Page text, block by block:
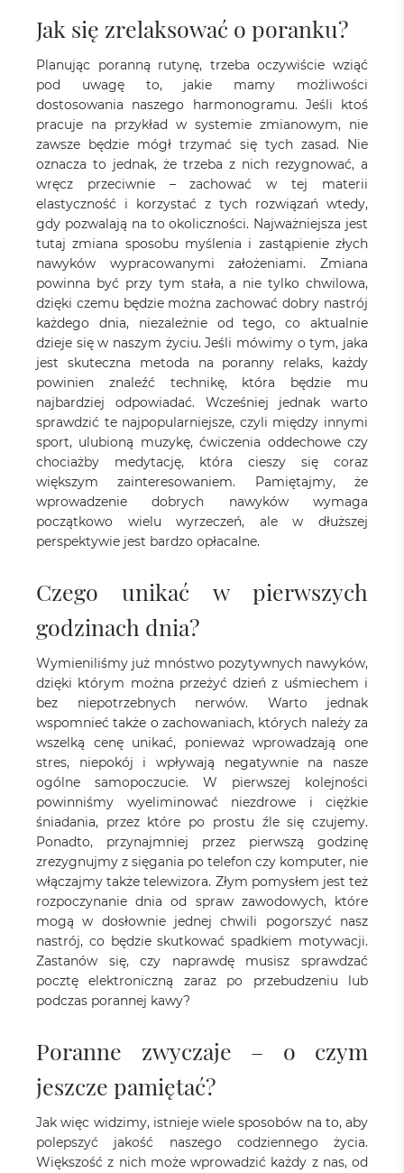
Jak się zrelaksować o poranku?
Planując poranną rutynę, trzeba oczywiście wziąć
pod uwagę to, jakie mamy możliwości
dostosowania naszego harmonogramu. Jeśli ktoś
pracuje na przykład w systemie zmianowym, nie
zawsze będzie mógł trzymać się tych zasad. Nie
oznacza to jednak, że trzeba z nich rezygnować, a
wręcz przeciwnie – zachować w tej materii
elastyczność i korzystać z tych rozwiązań wtedy,
gdy pozwalają na to okoliczności. Najważniejsza jest
tutaj zmiana sposobu myślenia i zastąpienie złych
nawyków wypracowanymi założeniami. Zmiana
powinna być przy tym stała, a nie tylko chwilowa,
dzięki czemu będzie można zachować dobry nastrój
każdego dnia, niezależnie od tego, co aktualnie
dzieje się w naszym życiu. Jeśli mówimy o tym, jaka
jest skuteczna metoda na poranny relaks, każdy
powinien znaleźć technikę, która będzie mu
najbardziej odpowiadać. Wcześniej jednak warto
sprawdzić te najpopularniejsze, czyli między innymi
sport, ulubioną muzykę, ćwiczenia oddechowe czy
chociażby medytację, która cieszy się coraz
większym zainteresowaniem. Pamiętajmy, że
wprowadzenie dobrych nawyków wymaga
początkowo wielu wyrzeczeń, ale w dłuższej
perspektywie jest bardzo opłacalne.
Czego unikać w pierwszych
godzinach dnia?
Wymieniliśmy już mnóstwo pozytywnych nawyków,
dzięki którym można przeżyć dzień z uśmiechem i
bez niepotrzebnych nerwów. Warto jednak
wspomnieć także o zachowaniach, których należy za
wszelką cenę unikać, ponieważ wprowadzają one
stres, niepokój i wpływają negatywnie na nasze
ogólne samopoczucie. W pierwszej kolejności
powinniśmy wyeliminować niezdrowe i ciężkie
śniadania, przez które po prostu źle się czujemy.
Ponadto, przynajmniej przez pierwszą godzinę
zrezygnujmy z sięgania po telefon czy komputer, nie
włączajmy także telewizora. Złym pomysłem jest też
rozpoczynanie dnia od spraw zawodowych, które
mogą w dosłownie jednej chwili pogorszyć nasz
nastrój, co będzie skutkować spadkiem motywacji.
Zastanów się, czy naprawdę musisz sprawdzać
pocztę elektroniczną zaraz po przebudzeniu lub
podczas porannej kawy?
Poranne zwyczaje – o czym
jeszcze pamiętać?
Jak więc widzimy, istnieje wiele sposobów na to, aby
polepszyć jakość naszego codziennego życia.
Większość z nich może wprowadzić każdy z nas, od